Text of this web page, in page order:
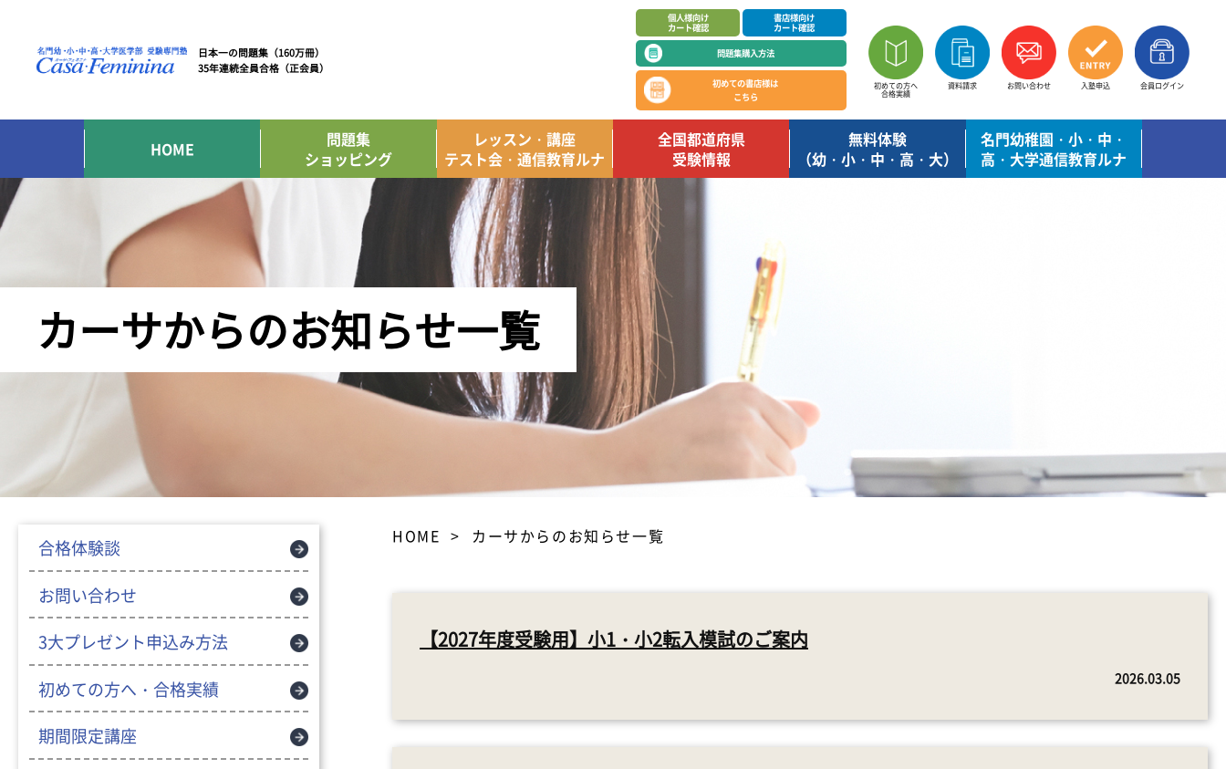
日本一の問題集（160万冊）
35年連続全員合格（正会員）
個人様向け
カート確認
書店様向け
カート確認
問題集購入方法
初めての書店様は
こちら
初めての方へ
合格実績
資料請求 お問い合わせ 入塾申込 会員ログイン
HOME
問題集
ショッピング
レッスン・講座
テスト会・通信教育ルナ
全国都道府県
受験情報
無料体験
（幼・小・中・高・大）
名門幼稚園・小・中・
高・大学通信教育ルナ
カーサからのお知らせ一覧
HOME カーサからのお知らせ一覧
【2027年度受験用】小1・小2転入模試のご案内
2026.03.05
合格体験談
お問い合わせ
3大プレゼント申込み方法
初めての方へ・合格実績
期間限定講座